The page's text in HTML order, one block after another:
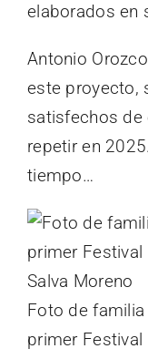
elaborados en
Antonio
este proyecto,
satisfechos de
repetir en
tiempo…
Foto de
primer